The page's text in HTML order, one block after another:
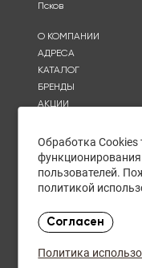
Псков
О КОМПАНИИ
АДРЕСА
КАТАЛОГ
БРЕНДЫ
АКЦИИ
ОТЗЫВЫ
КОНТАКТЫ
Обработка Cookies
пользователей.
политикой
Согласен
Политика